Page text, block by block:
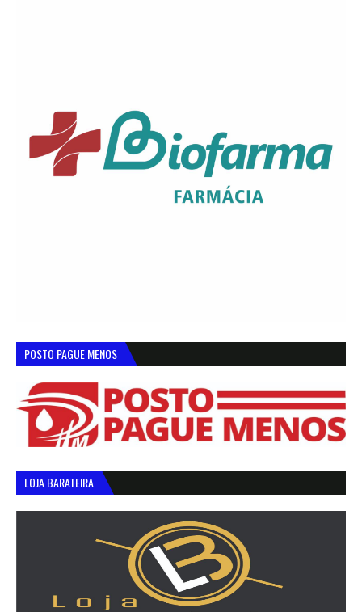
POSTO PAGUE MENOS
LOJA BARATEIRA